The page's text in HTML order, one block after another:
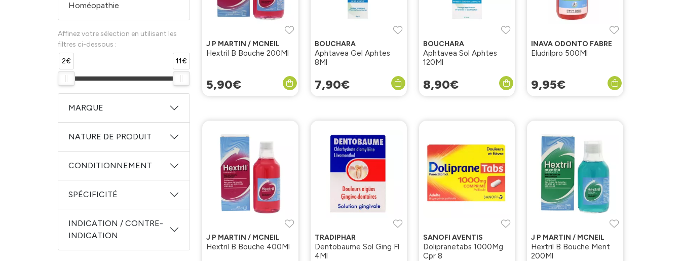
J P MARTIN / MCNEIL
Hextril B Bouche 200Ml
5,90€
BOUCHARA
Aphtavea Gel Aphtes
8Ml
7,90€
BOUCHARA
Aphtavea Sol Aphtes
120Ml
8,90€
INAVA ODONTO FABRE
Eludrilpro 500Ml
9,95€
J P MARTIN / MCNEIL
Hextril B Bouche 400Ml
TRADIPHAR
Dentobaume Sol Ging Fl
4Ml
SANOFI AVENTIS
Dolipranetabs 1000Mg
Cpr 8
J P MARTIN / MCNEIL
Hextril B Bouche Ment
200Ml
Homéopathie
Affinez votre sélection en utilisant les
filtres ci-dessous :
2€
11€
MARQUE
NATURE DE PRODUIT
CONDITIONNEMENT
SPÉCIFICITÉ
INDICATION / CONTRE-
INDICATION